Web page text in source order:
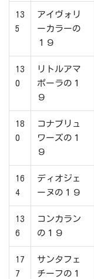
13
5
アイヴォリ
ーカラーの
１９
13
0
リトルアマ
ポーラの１
９
18
0
コナブリュ
ワーズの１
９
16
4
ディオジェ
ーヌの１９
13
6
コンカラン
の１９
17
7
サンタフェ
チーフの１